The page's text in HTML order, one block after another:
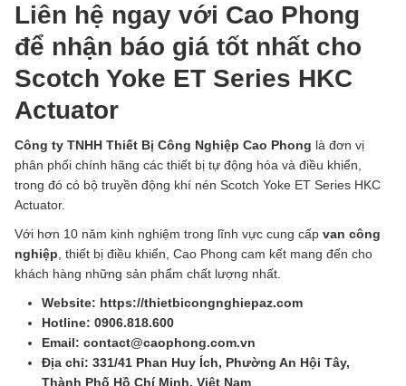
Liên hệ ngay với Cao Phong
để nhận báo giá tốt nhất cho
Scotch Yoke ET Series HKC
Actuator
Công ty TNHH Thiết Bị Công Nghiệp Cao Phong là đơn vị
phân phối chính hãng các thiết bị tự động hóa và điều khiển,
trong đó có bộ truyền động khí nén Scotch Yoke ET Series HKC
Actuator.
Với hơn 10 năm kinh nghiệm trong lĩnh vực cung cấp van công
nghiệp, thiết bị điều khiển, Cao Phong cam kết mang đến cho
khách hàng những sản phẩm chất lượng nhất.
Website: https://thietbicongnghiepaz.com
Hotline: 0906.818.600
Email: contact@caophong.com.vn
Địa chỉ: 331/41 Phan Huy Ích, Phường An Hội Tây,
Thành Phố Hồ Chí Minh, Việt Nam